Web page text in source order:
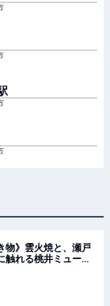
物》雲火焼と、瀬戸
触れる桃井ミュージ